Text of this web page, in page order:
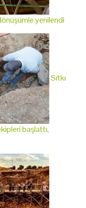
yenilendi
Sıtkı
başlattı,